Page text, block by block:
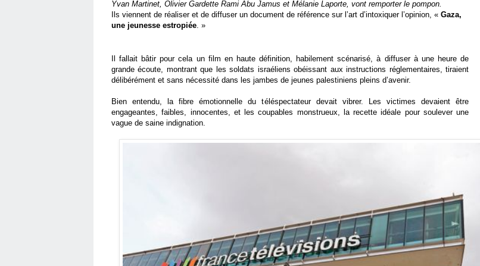
Yvan Martinet, Olivier Gardette Rami Abu Jamus et Mélanie Laporte, vont remporter le pompon.
Ils viennent de réaliser et de diffuser un document de référence sur l’art d’intoxiquer l’opinion, « Gaza,
une jeunesse estropiée . »
Il fallait bâtir pour cela un film en haute définition, habilement scénarisé, à diffuser à une heure de
grande écoute, montrant que les soldats israéliens obéissant aux instructions réglementaires, tiraient
délibérément et sans nécessité dans les jambes de jeunes palestiniens pleins d’avenir.
Bien entendu, la fibre émotionnelle du téléspectateur devait vibrer. Les victimes devaient être
engageantes, faibles, innocentes, et les coupables monstrueux, la recette idéale pour soulever une
vague de saine indignation.